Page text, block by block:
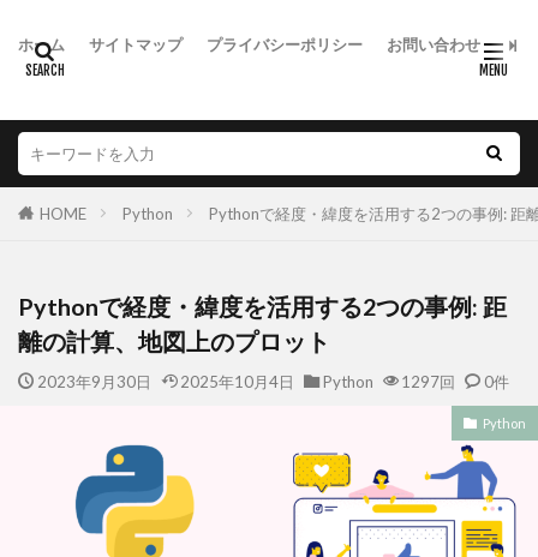
ホーム サイトマップ プライバシーポリシー お問い合わせ
HOME Python Pythonで経度・緯度を活用する2つの事例: 距
Pythonで経度・緯度を活用する2つの事例: 距
離の計算、地図上のプロット
2023年9月30日 2025年10月4日 Python 1297回 0件
Python